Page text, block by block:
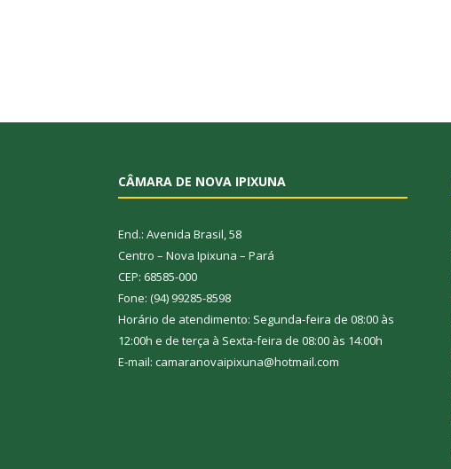
CÂMARA DE NOVA IPIXUNA
End.: Avenida Brasil, 58
Centro – Nova Ipixuna – Pará
CEP: 68585-000
Fone: (94) 99285-8598
Horário de atendimento: Segunda-feira de 08:00 às
12:00h e de terça à Sexta-feira de 08:00 às 14:00h
E-mail: camaranovaipixuna@hotmail.com